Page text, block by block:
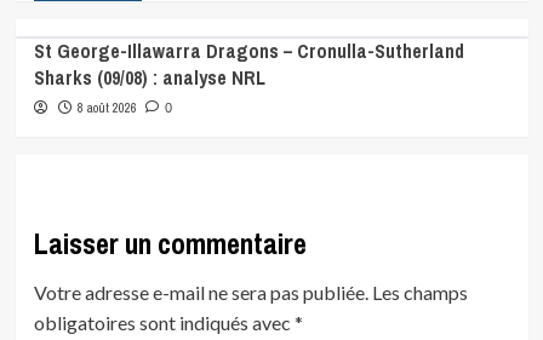
St George-Illawarra Dragons – Cronulla-Sutherland
Sharks (09/08) : analyse NRL
8 août 2026 0
Laisser un commentaire
Votre adresse e-mail ne sera pas publiée. Les champs
obligatoires sont indiqués avec *